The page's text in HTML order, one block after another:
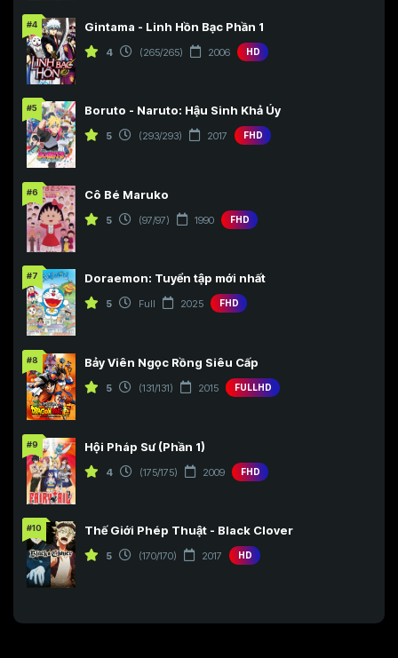
#4 Gintama - Linh Hồn Bạc Phần 1
4 (265/265) 2006 HD
#5 Boruto - Naruto: Hậu Sinh Khả Úy
5 (293/293) 2017 FHD
#6 Cô Bé Maruko
5 (97/97) 1990 FHD
#7 Doraemon: Tuyển tập mới nhất
5 Full 2025 FHD
#8 Bảy Viên Ngọc Rồng Siêu Cấp
5 (131/131) 2015 FULLHD
#9 Hội Pháp Sư (Phần 1)
4 (175/175) 2009 FHD
#10 Thế Giới Phép Thuật - Black Clover
5 (170/170) 2017 HD